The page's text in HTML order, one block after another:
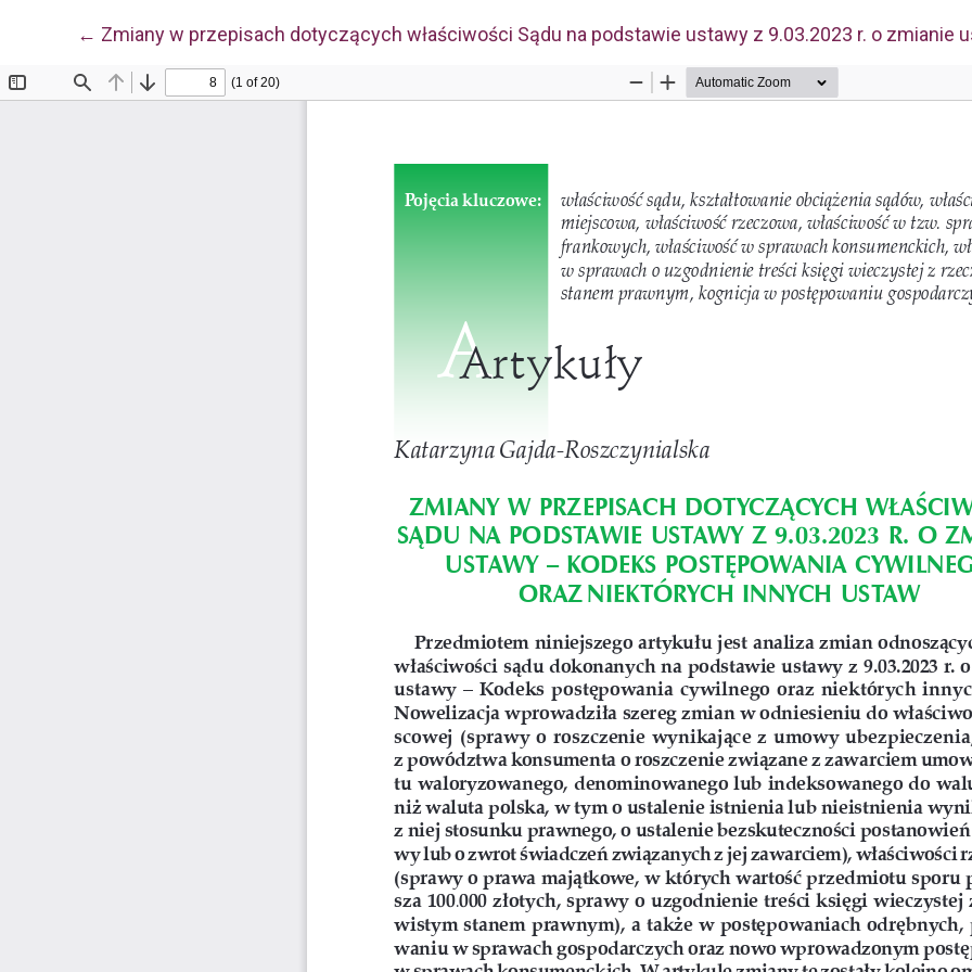
← Wróć do szczegółów artykułu
Zmiany w przepisach dotyczących właściwości Sądu na podstawie ustawy z 9.03.2023 r. o